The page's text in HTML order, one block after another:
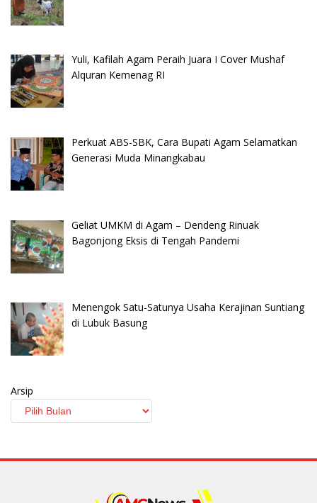
Yuli, Kafilah Agam Peraih Juara I Cover Mushaf
Alquran Kemenag RI
Perkuat ABS-SBK, Cara Bupati Agam Selamatkan
Generasi Muda Minangkabau
Geliat UMKM di Agam – Dendeng Rinuak
Bagonjong Eksis di Tengah Pandemi
Menengok Satu-Satunya Usaha Kerajinan Suntiang
di Lubuk Basung
Arsip